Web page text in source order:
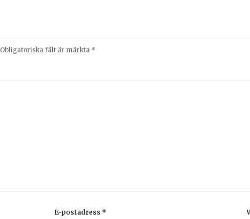
Obligatoriska fält är märkta *
E-postadress *